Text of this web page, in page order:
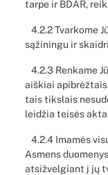
tarpe ir BDAR,
4.2.2 Tvarkome
sąžiningu ir
4.2.3 Renkame
aiškiai
tais tikslais
leidžia teisės
4.2.4 Imamės
Asmens
atsižvelgiant į jų